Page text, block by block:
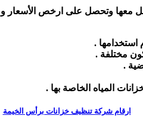
معها وتحصل على ارخص
استخدامها .
مختلفة .
.
المياه الخاصة بها .
ارقام شركة تنظيف خزانات برأس الخيمة